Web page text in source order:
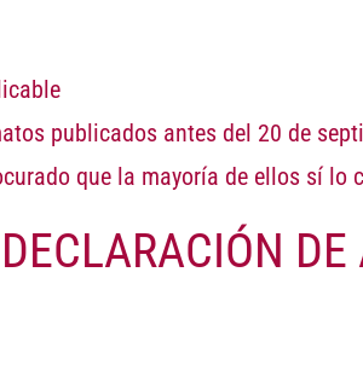
publicados antes del 20 de
que la mayoría de ellos sí lo